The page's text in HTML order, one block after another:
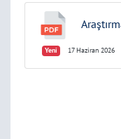
Yeni 17 Haziran 2026